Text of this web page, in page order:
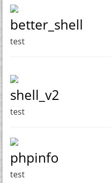
better_shell
test
shell_v2
test
phpinfo
test